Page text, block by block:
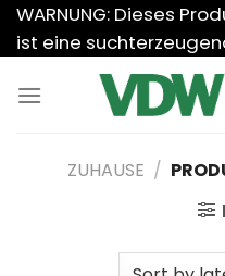
Zum
Inhalt
WARNUNG: Dieses
ist eine
ZUHAUSE /